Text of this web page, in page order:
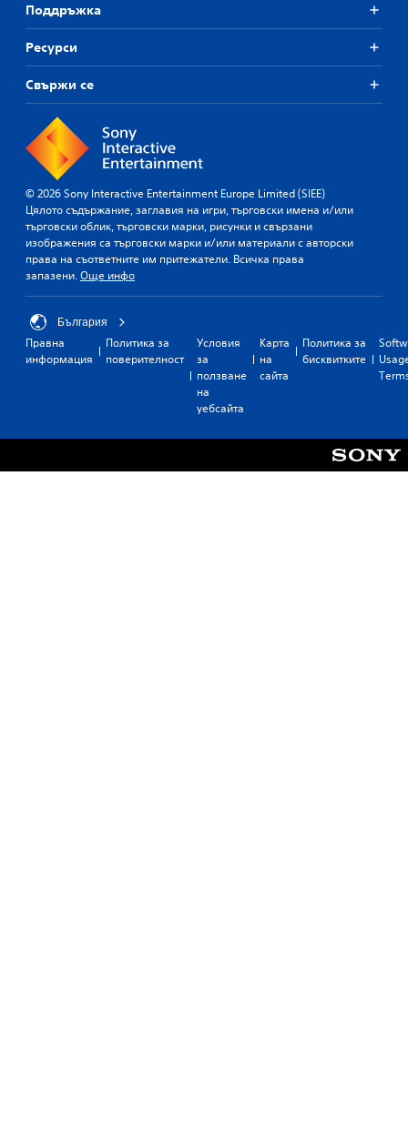
Поддръжка
Ресурси
Свържи се
© 2026 Sony Interactive Entertainment Europe Limited (SIEE)
Цялото съдържание, заглавия на игри, търговски имена и/или
търговски облик, търговски марки, рисунки и свързани
изображения са търговски марки и/или материали с авторски
права на съответните им притежатели. Всичка права
запазени.Още инфо
България
Правна
информация
Политика за
поверителност
Условия
за
ползване
на
уебсайта
Карта
на
сайта
Политика за
бисквитките